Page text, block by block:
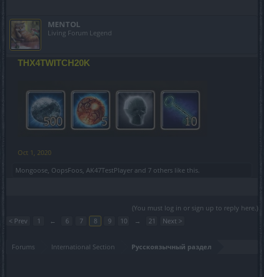
MENTOL
Living Forum Legend
THX4TWITCH20K
Oct 1, 2020
Mongoose OopsFoos AK47TestPlayer and 7 others like this.
(You must log in or sign up to reply here.)
< Prev
1 ← 6 7 8 9 10 → 21 Next >
Forums International Section Русскоязычный раздел